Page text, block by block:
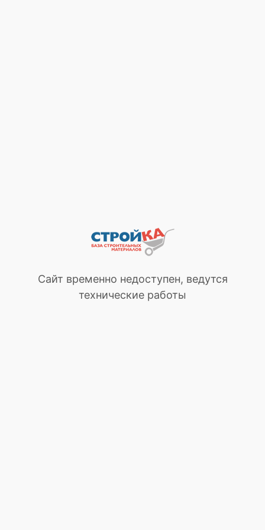
Сайт временно недоступен, ведутся
технические работы